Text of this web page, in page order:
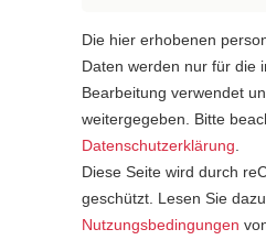
Die hier erhobenen
Daten werden nur für die
Bearbeitung verwendet
weitergegeben. Bitte
Datenschutzerklärung
Diese Seite wird durch
geschützt. Lesen Sie
Nutzungsbedingungen